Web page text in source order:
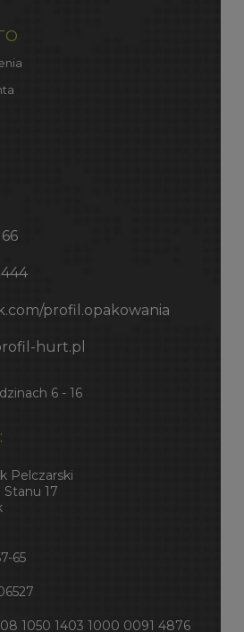
profil.opakowania
hurt.pl
6 - 16
Pelczarski
17
65
08 1050 1403 1000 0091 4876